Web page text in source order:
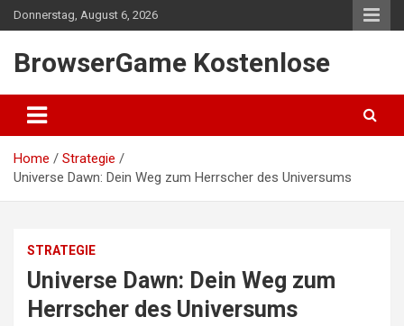
Skip
to
Donnerstag, August 6, 2026
BrowserGame Kostenlose
Home
Strategie
Universe Dawn: Dein Weg zum Herrscher des Universums
STRATEGIE
Universe Dawn: Dein Weg zum
Herrscher des Universums